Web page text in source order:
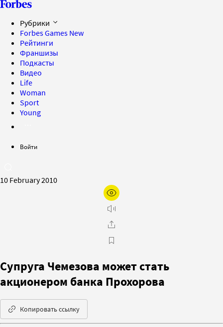
Рубрики
Forbes Games New
Рейтинги
Франшизы
Подкасты
Видео
Life
Woman
Sport
Young
Войти
10 February 2010
Супруга Чемезова может стать
акционером банка Прохорова
Копировать ссылку